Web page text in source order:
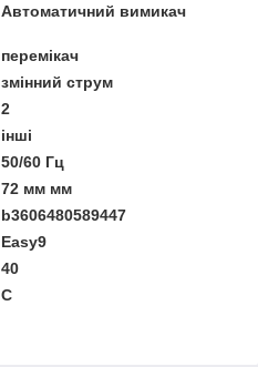
Автоматичний вимикач
перемікач
змінний струм
2
інші
50/60 Гц
72 мм мм
b3606480589447
Easy9
40
C